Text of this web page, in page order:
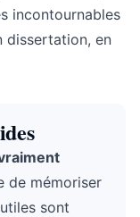
incontournables
dissertation, en
de mémoriser
sont